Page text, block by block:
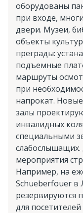
оборудованы
при входе,
двери. Музеи,
объекты
преграды:
подъемные
маршруты
при
напрокат.
залы
инвалидных
специальными
мероприятия
Например, на
Schueberfouer в
резервируются
для